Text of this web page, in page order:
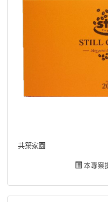
共築家園
本專案